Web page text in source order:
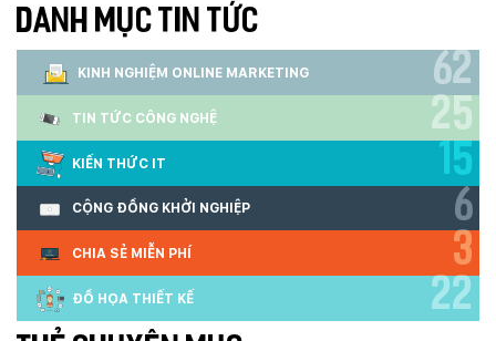
DANH MỤC TIN TỨC
KINH NGHIỆM ONLINE MARKETING 62
TIN TỨC CÔNG NGHỆ 25
KIẾN THỨC IT 15
CỘNG ĐỒNG KHỞI NGHIỆP 6
CHIA SẺ MIỄN PHÍ 3
ĐỒ HỌA THIẾT KẾ 22
Quý khách vui lòng đăng nhập vào hệ thống
Website: quanly.mona.media